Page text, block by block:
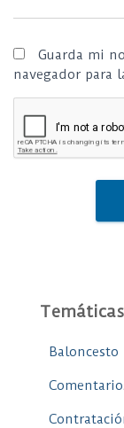
Guarda mi
navegador para
Temáticas
Baloncesto